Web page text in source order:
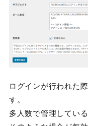
ログインが行われた
す。
多人数で管理してい